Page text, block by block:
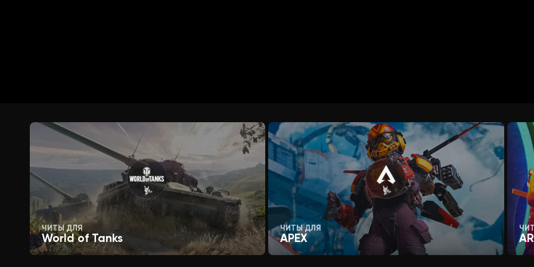
Hooks (Text/Aura)
Breakable Walls (Text/Aura)
Cenobite Box (Text/Aura)
ЧИТЫ ДЛЯ
World of Tanks
ЧИТЫ ДЛЯ
APEX